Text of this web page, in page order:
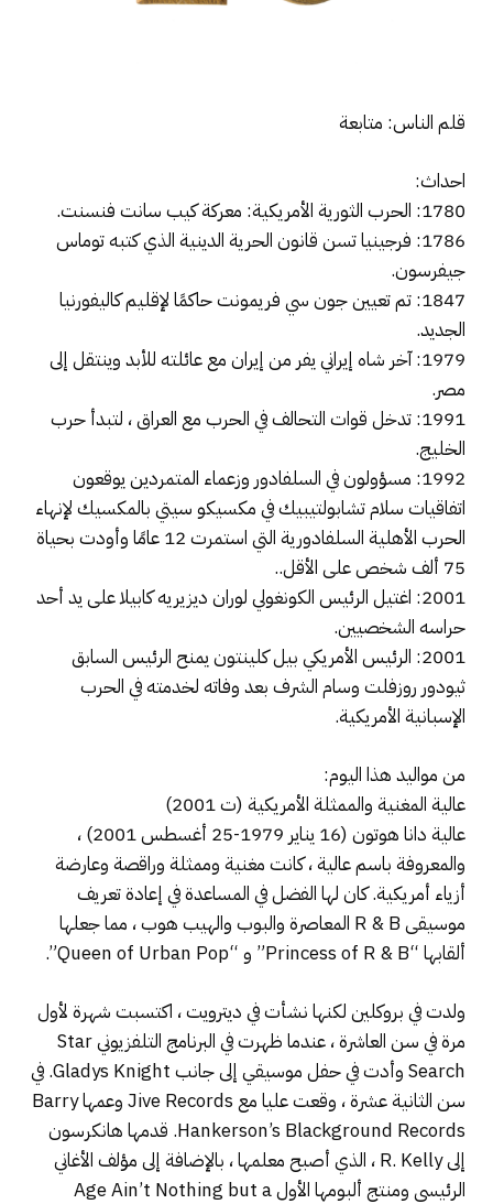
قلم الناس: متابعة
احداث:
1780: الحرب الثورية الأمريكية: معركة كيب سانت فنسنت.
1786: فرجينيا تسن قانون الحرية الدينية الذي كتبه توماس
جيفرسون.
1847: تم تعيين جون سي فريمونت حاكمًا لإقليم كاليفورنيا
الجديد.
1979: آخر شاه إيراني يفر من إيران مع عائلته للأبد وينتقل إلى
مصر.
1991: تدخل قوات التحالف في الحرب مع العراق ، لتبدأ حرب
الخليج.
1992: مسؤولون في السلفادور وزعماء المتمردين يوقعون
اتفاقيات سلام تشابولتيبيك في مكسيكو سيتي بالمكسيك لإنهاء
الحرب الأهلية السلفادورية التي استمرت 12 عامًا وأودت بحياة
75 ألف شخص على الأقل..
2001: اغتيل الرئيس الكونغولي لوران ديزيريه كابيلا على يد أحد
حراسه الشخصيين.
2001: الرئيس الأمريكي بيل كلينتون يمنح الرئيس السابق
ثيودور روزفلت وسام الشرف بعد وفاته لخدمته في الحرب
الإسبانية الأمريكية.
من مواليد هذا اليوم:
عالية المغنية والممثلة الأمريكية (ت 2001)
عالية دانا هوتون (16 يناير 1979-25 أغسطس 2001) ،
والمعروفة باسم عالية ، كانت مغنية وممثلة وراقصة وعارضة
أزياء أمريكية. كان لها الفضل في المساعدة في إعادة تعريف
موسيقى R & B المعاصرة والبوب ​​والهيب هوب ، مما جعلها
ألقابها “Princess of R & B” و “Queen of Urban Pop”.
ولدت في بروكلين لكنها نشأت في ديترويت ، اكتسبت شهرة لأول
مرة في سن العاشرة ، عندما ظهرت في البرنامج التلفزيوني Star
Search وأدت في حفل موسيقي إلى جانب Gladys Knight. في
سن الثانية عشرة ، وقعت عليا مع Jive Records وعمها Barry
Hankerson’s Blackground Records. قدمها هانكرسون
إلى R. Kelly ، الذي أصبح معلمها ، بالإضافة إلى مؤلف الأغاني
الرئيسي ومنتج ألبومها الأول Age Ain’t Nothing but a